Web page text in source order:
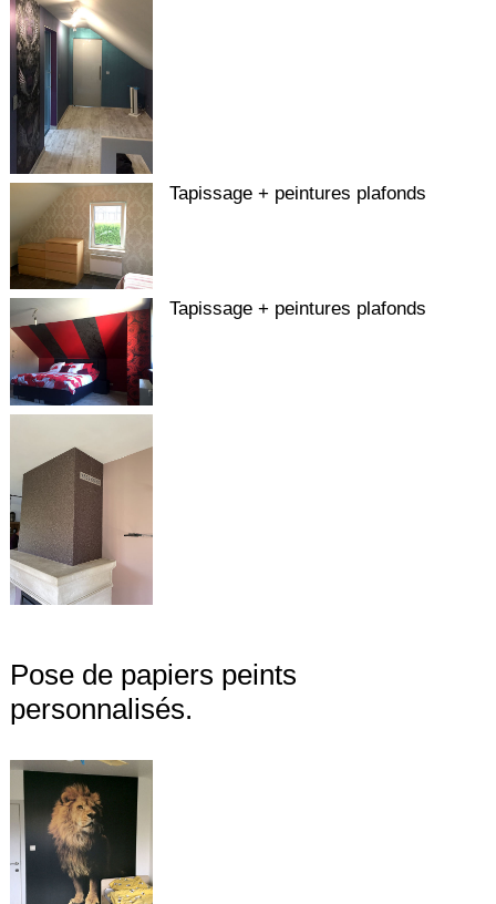
Tapissage + peintures plafonds
Tapissage + peintures plafonds
Pose de papiers peints
personnalisés.